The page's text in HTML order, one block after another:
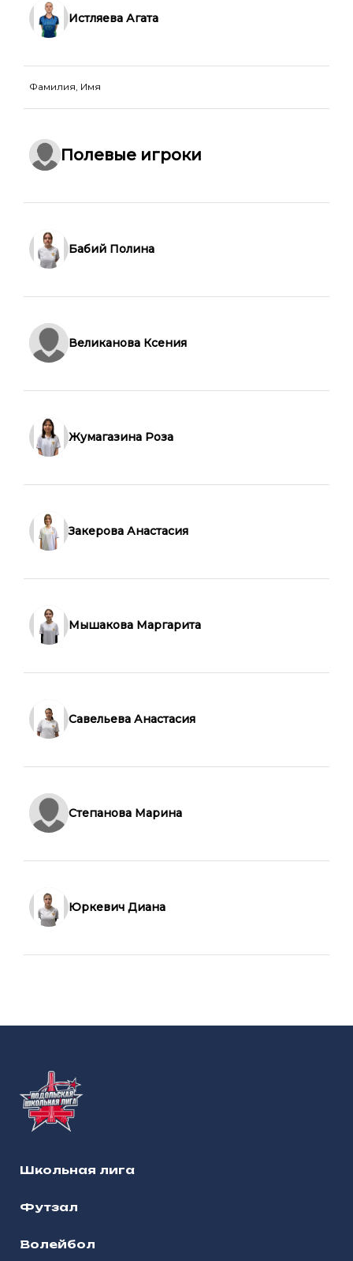
Истляева Агата
Фамилия, Имя
Полевые игроки
Бабий Полина
Великанова Ксения
Жумагазина Роза
Закерова Анастасия
Мышакова Маргарита
Савельева Анастасия
Степанова Марина
Юркевич Диана
Школьная лига
Футзал
Волейбол